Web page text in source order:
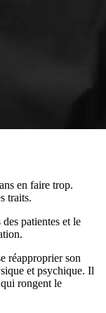
en faire trop.
traits.
patientes et le
réapproprier son
et psychique. Il
qui rongent le